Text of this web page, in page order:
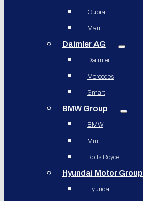
Cupra
Man
Daimler AG
Daimler
Mercedes
Smart
BMW Group
BMW
Mini
Rolls Royce
Hyundai Motor Group
Hyundai